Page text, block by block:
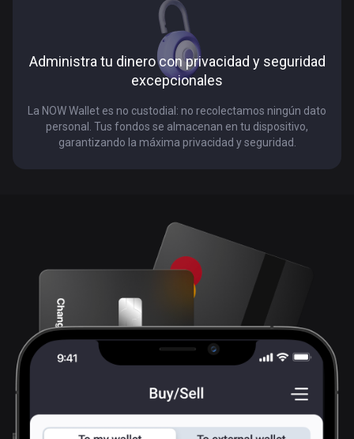
Administra tu dinero con privacidad y seguridad
excepcionales
La NOW Wallet es no custodial: no recolectamos ningún dato
personal. Tus fondos se almacenan en tu dispositivo,
garantizando la máxima privacidad y seguridad.